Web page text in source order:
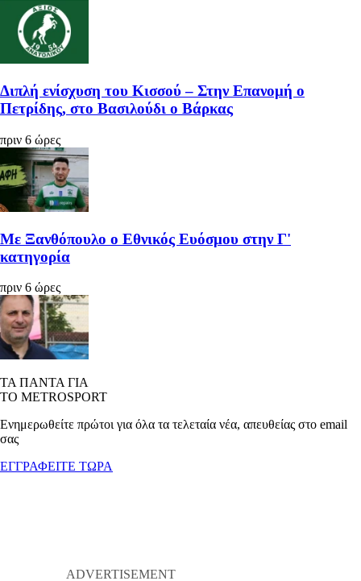
Διπλή ενίσχυση του Κισσού – Στην Επανομή ο
Πετρίδης, στο Βασιλούδι ο Βάρκας
πριν 6 ώρες
Με Ξανθόπουλο ο Εθνικός Ευόσμου στην Γ'
κατηγορία
πριν 6 ώρες
ΤΑ ΠΑΝΤΑ ΓΙΑ
ΤΟ METROSPORT
Ενημερωθείτε πρώτοι για όλα τα τελεταία νέα, απευθείας στο email
σας
ΕΓΓΡΑΦΕΙΤΕ ΤΩΡΑ